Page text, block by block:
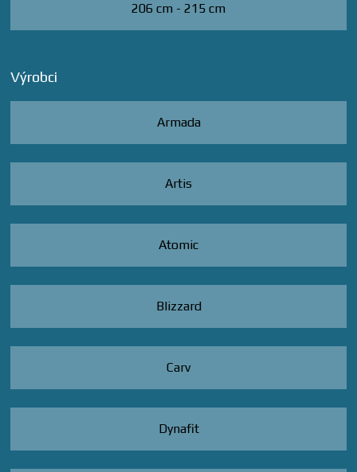
206 cm - 215 cm
Výrobci
Armada
Artis
Atomic
Blizzard
Carv
Dynafit